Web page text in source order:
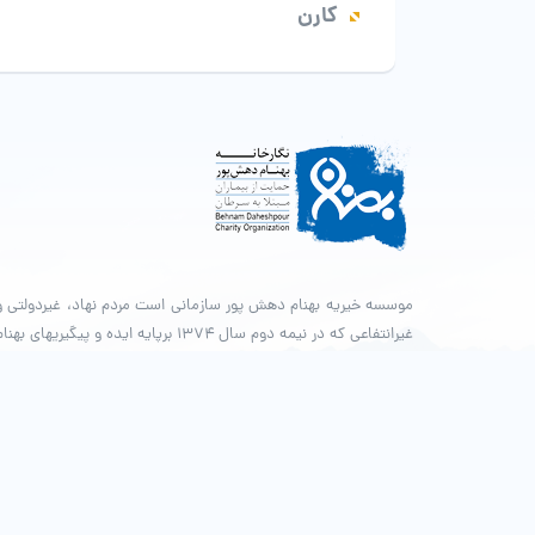
کارن
موسسه خیریه بهنام دهش پور سازمانی است مردم نهاد، غیردولتی
غیرانتفاعی که در نیمه دوم سال ۱۳۷۴ برپایه ایده و پیگیری­های